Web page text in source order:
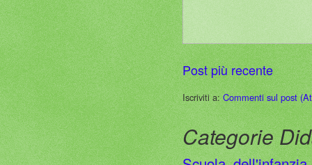
Post più recente
Iscriviti a:Commenti sul post
Categorie